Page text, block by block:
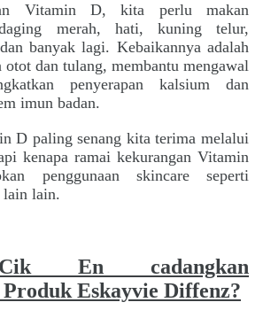
Vitamin D, kita perlu makan
merah, hati, kuning telur,
banyak lagi. Kebaikannya adalah
otot dan tulang, membantu mengawal
penyerapan kalsium dan
imun badan.
D paling senang kita terima melalui
kenapa ramai kekurangan Vitamin
penggunaan skincare seperti
lain lain.
Cik En cadangkan
Eskayvie Diffenz?